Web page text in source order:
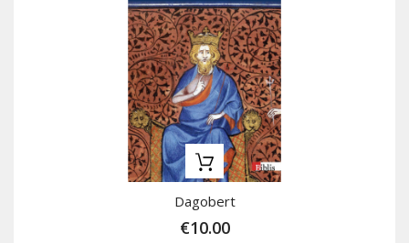
Dagobert
€10.00